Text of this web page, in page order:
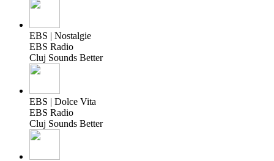
EBS | Nostalgie
EBS Radio
Cluj Sounds Better
EBS | Dolce Vita
EBS Radio
Cluj Sounds Better